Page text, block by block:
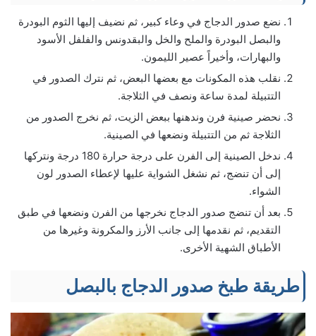
نضع صدور الدجاج في وعاء كبير، ثم نضيف إليها الثوم البودرة
والبصل البودرة والملح والخل والبقدونس والفلفل الأسود
والبهارات، وأخيراً عصير الليمون.
نقلب هذه المكونات مع بعضها البعض، ثم نترك الصدور في
التتبيلة لمدة ساعة ونصف في الثلاجة.
نحضر صينية فرن وندهنها ببعض الزيت، ثم نخرج الصدور من
الثلاجة ثم من التتبيلة ونضعها في الصينية.
ندخل الصينية إلى الفرن على درجة حرارة 180 درجة ونتركها
إلى أن تنضج، ثم نشغل الشواية عليها لإعطاء الصدور لون
الشواء.
بعد أن تنضج صدور الدجاج نخرجها من الفرن ونضعها في طبق
التقديم، ثم نقدمها إلى جانب الأرز والمكرونة وغيرها من
الأطباق الشهية الأخرى.
طريقة طبخ صدور الدجاج بالبصل